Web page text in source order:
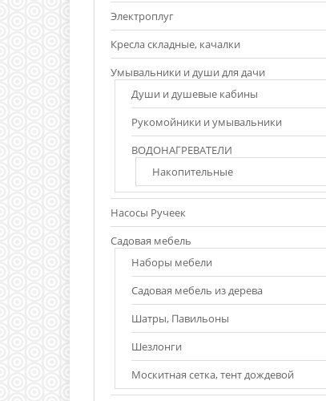
Электроплуг
Кресла складные, качалки
Умывальники и души для дачи
Души и душевые кабины
Рукомойники и умывальники
ВОДОНАГРЕВАТЕЛИ
Накопительные
Насосы Ручеек
Садовая мебель
Наборы мебели
Садовая мебель из дерева
Шатры, Павильоны
Шезлонги
Москитная сетка, тент дождевой